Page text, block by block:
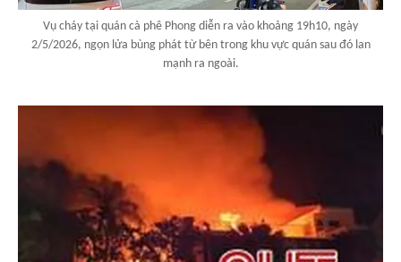
Vụ cháy tại quán cà phê Phong diễn ra vào khoảng 19h10, ngày
2/5/2026, ngọn lửa bùng phát từ bên trong khu vực quán sau đó lan
mạnh ra ngoài.